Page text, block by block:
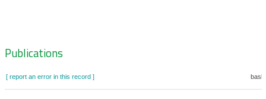
Zoeknavigatie
Publications
[ report an error in this record ]